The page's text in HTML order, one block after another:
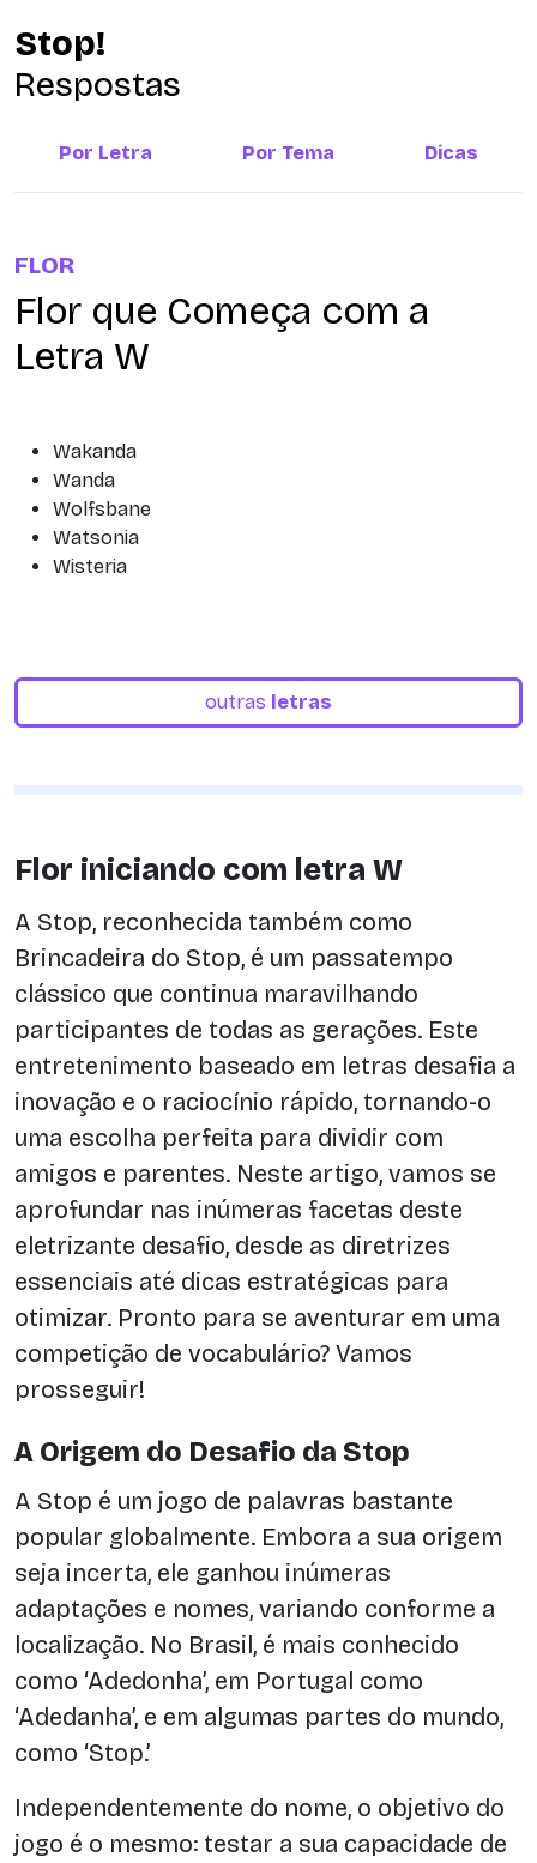
Stop!
Respostas
Por Letra Por Tema Dicas
FLOR
Flor que Começa com a
Letra W
Wakanda
Wanda
Wolfsbane
Watsonia
Wisteria
outras letras
Flor iniciando com letra W
A Stop, reconhecida também como
Brincadeira do Stop, é um passatempo
clássico que continua maravilhando
participantes de todas as gerações. Este
entretenimento baseado em letras desafia a
inovação e o raciocínio rápido, tornando-o
uma escolha perfeita para dividir com
amigos e parentes. Neste artigo, vamos se
aprofundar nas inúmeras facetas deste
eletrizante desafio, desde as diretrizes
essenciais até dicas estratégicas para
otimizar. Pronto para se aventurar em uma
competição de vocabulário? Vamos
prosseguir!
A Origem do Desafio da Stop
A Stop é um jogo de palavras bastante
popular globalmente. Embora a sua origem
seja incerta, ele ganhou inúmeras
adaptações e nomes, variando conforme a
localização. No Brasil, é mais conhecido
como ‘Adedonha’, em Portugal como
‘Adedanha’, e em algumas partes do mundo,
como ‘Stop.’
Independentemente do nome, o objetivo do
jogo é o mesmo: testar a sua capacidade de